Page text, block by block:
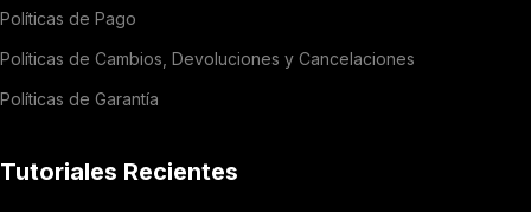
Políticas de Pago
Políticas de Cambios, Devoluciones y Cancelaciones
Políticas de Garantía
Tutoriales Recientes